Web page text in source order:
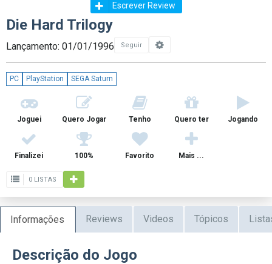
Escrever Review
Die Hard Trilogy
Lançamento: 01/01/1996 Seguir
PC PlayStation SEGA Saturn
Joguei Quero Jogar Tenho Quero ter Jogando
Finalizei 100% Favorito Mais ...
0 LISTAS
Informações Reviews Videos Tópicos
Descrição do Jogo